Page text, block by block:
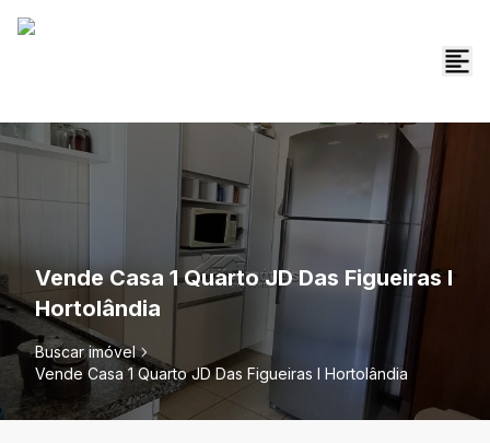
Vende Casa 1 Quarto JD Das Figueiras I
Hortolândia
Buscar imóvel
Vende Casa 1 Quarto JD Das Figueiras I Hortolândia